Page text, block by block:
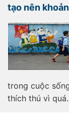
tạo nên
trong cuộc
thích thú vì